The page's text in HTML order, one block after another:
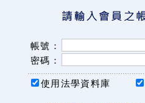
帳號：
密碼：
使用法學資料庫